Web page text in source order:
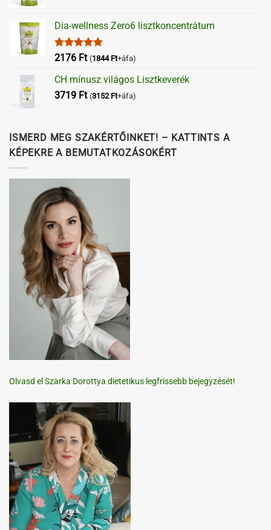
Dia-wellness Zero6 lisztkoncentrátum
Értékelés:
2176 Ft (1844 Ft+áfa)
CH mínusz világos Lisztkeverék
3719 Ft (3152 Ft+áfa)
ISMERD MEG SZAKÉRTŐINKET! – KATTINTS A
KÉPEKRE A BEMUTATKOZÁSOKÉRT
Olvasd el Szarka Dorottya dietetikus legfrissebb bejegyzését!